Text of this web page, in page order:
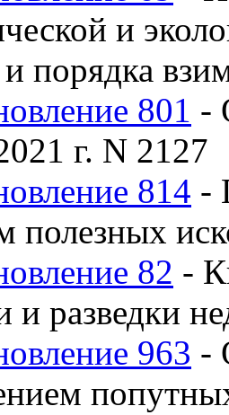
и
порядка
801 -
г. N 2127
814 -
полезных
82 -
и разведки
963 -